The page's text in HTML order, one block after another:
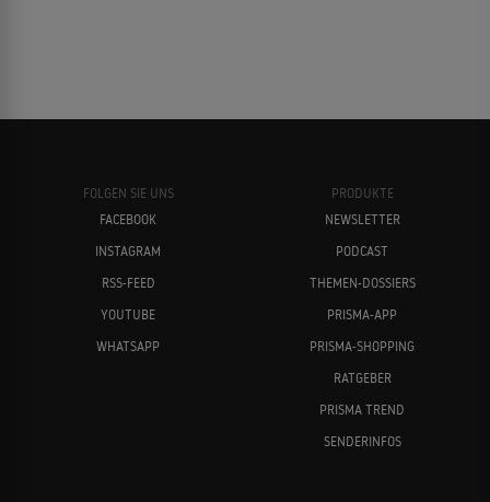
FOLGEN SIE UNS
FACEBOOK
INSTAGRAM
RSS-FEED
YOUTUBE
WHATSAPP
PRODUKTE
NEWSLETTER
PODCAST
THEMEN-DOSSIERS
PRISMA-APP
PRISMA-SHOPPING
RATGEBER
PRISMA TREND
SENDERINFOS